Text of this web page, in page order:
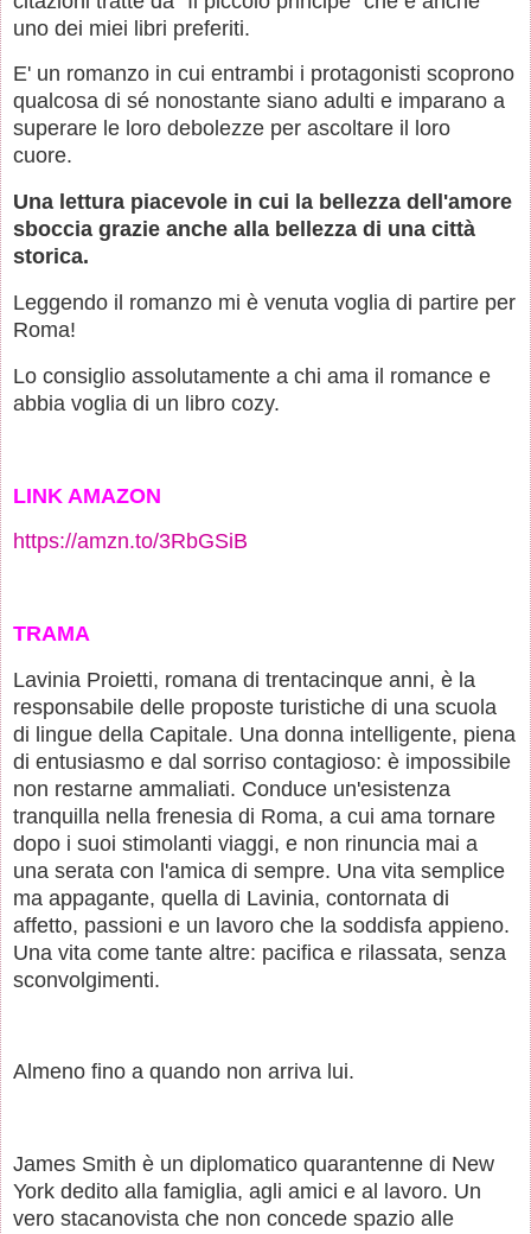
uno dei miei libri preferiti.
E' un romanzo in cui entrambi i protagonisti scoprono
qualcosa di sé nonostante siano adulti e imparano a
superare le loro debolezze per ascoltare il loro
cuore.
Una lettura piacevole in cui la bellezza dell'amore
sboccia grazie anche alla bellezza di una città
storica.
Leggendo il romanzo mi è venuta voglia di partire per
Roma!
Lo consiglio assolutamente a chi ama il romance e
abbia voglia di un libro cozy.
LINK AMAZON
https://amzn.to/3RbGSiB
TRAMA
Lavinia Proietti, romana di trentacinque anni, è la
responsabile delle proposte turistiche di una scuola
di lingue della Capitale. Una donna intelligente, piena
di entusiasmo e dal sorriso contagioso: è impossibile
non restarne ammaliati. Conduce un'esistenza
tranquilla nella frenesia di Roma, a cui ama tornare
dopo i suoi stimolanti viaggi, e non rinuncia mai a
una serata con l'amica di sempre. Una vita semplice
ma appagante, quella di Lavinia, contornata di
affetto, passioni e un lavoro che la soddisfa appieno.
Una vita come tante altre: pacifica e rilassata, senza
sconvolgimenti.
Almeno fino a quando non arriva lui.
James Smith è un diplomatico quarantenne di New
York dedito alla famiglia, agli amici e al lavoro. Un
vero stacanovista che non concede spazio alle